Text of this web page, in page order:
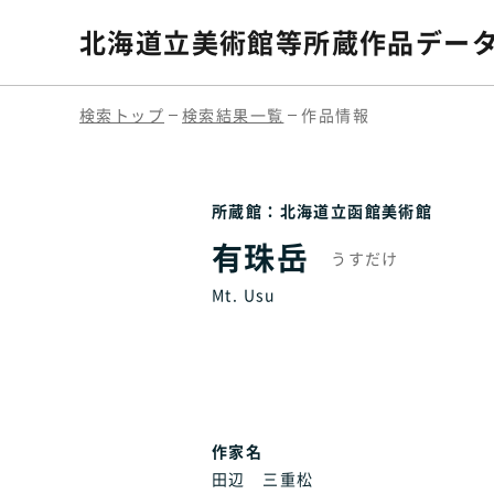
北海道立美術館等所蔵作品デー
検索トップ 検索結果一覧 作品情報
所蔵館：北海道立函館美術館
有珠岳
うすだけ
Mt. Usu
作家名
田辺 三重松